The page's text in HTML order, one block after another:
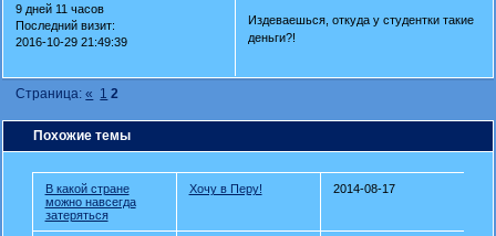
9 дней 11 часов
Последний визит:
2016-10-29 21:49:39
Издеваешься, откуда у студентки такие
деньги?!
Страница:« 1 2
Похожие темы
В какой стране
можно навсегда
затеряться
Хочу в Перу! 2014-08-17